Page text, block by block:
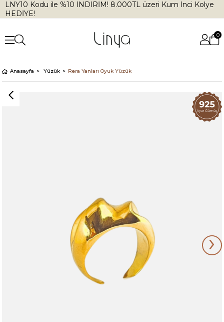
LNY10 Kodu ile %10 İNDİRİM! 8.000TL üzeri Kum İnci Kolye
HEDİYE!
0
Anasayfa Yüzük Rera Yanları Oyuk Yüzük
›